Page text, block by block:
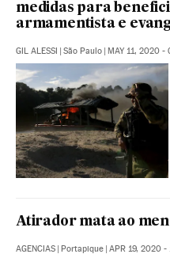
medidas para
armamentista e
GIL ALESSI | São Paulo | MAY 11, 2020 -
Atirador mata ao
AGENCIAS | Portapique | APR 19, 2020 -